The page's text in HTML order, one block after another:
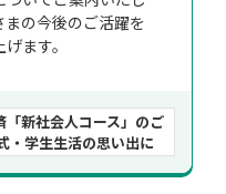
まの今後のご活躍を
ます。
新社会人コース」のご
・学生生活の思い出に